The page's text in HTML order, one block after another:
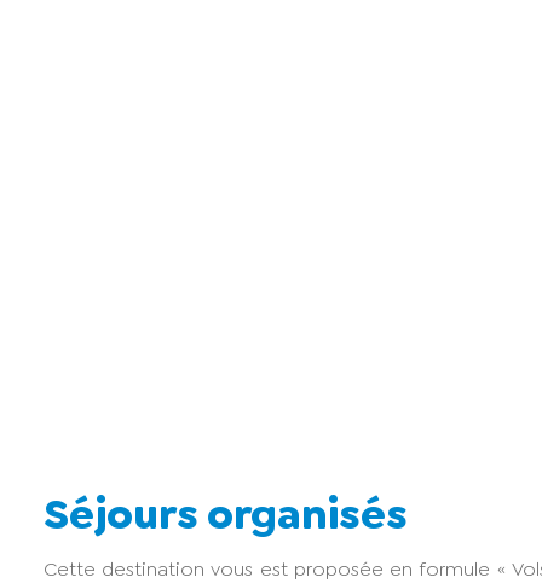
Séjours organisés
Cette destination vous est proposée en formule «